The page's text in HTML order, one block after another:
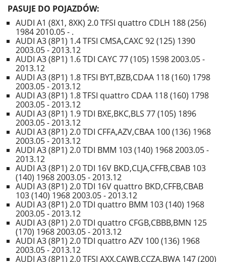
PASUJE DO POJAZDÓW:
AUDI A1 (8X1, 8XK) 2.0 TFSI quattro CDLH 188 (256)
1984 2010.05 - .
AUDI A3 (8P1) 1.4 TFSI CMSA,CAXC 92 (125) 1390
2003.05 - 2013.12
AUDI A3 (8P1) 1.6 TDI CAYC 77 (105) 1598 2003.05 -
2013.12
AUDI A3 (8P1) 1.8 TFSI BYT,BZB,CDAA 118 (160) 1798
2003.05 - 2013.12
AUDI A3 (8P1) 1.8 TFSI quattro CDAA 118 (160) 1798
2003.05 - 2013.12
AUDI A3 (8P1) 1.9 TDI BXE,BKC,BLS 77 (105) 1896
2003.05 - 2013.12
AUDI A3 (8P1) 2.0 TDI CFFA,AZV,CBAA 100 (136) 1968
2003.05 - 2013.12
AUDI A3 (8P1) 2.0 TDI BMM 103 (140) 1968 2003.05 -
2013.12
AUDI A3 (8P1) 2.0 TDI 16V BKD,CLJA,CFFB,CBAB 103
(140) 1968 2003.05 - 2013.12
AUDI A3 (8P1) 2.0 TDI 16V quattro BKD,CFFB,CBAB
103 (140) 1968 2003.05 - 2013.12
AUDI A3 (8P1) 2.0 TDI quattro BMM 103 (140) 1968
2003.05 - 2013.12
AUDI A3 (8P1) 2.0 TDI quattro CFGB,CBBB,BMN 125
(170) 1968 2003.05 - 2013.12
AUDI A3 (8P1) 2.0 TDI quattro AZV 100 (136) 1968
2003.05 - 2013.12
AUDI A3 (8P1) 2.0 TFSI AXX,CAWB,CCZA,BWA 147 (200)